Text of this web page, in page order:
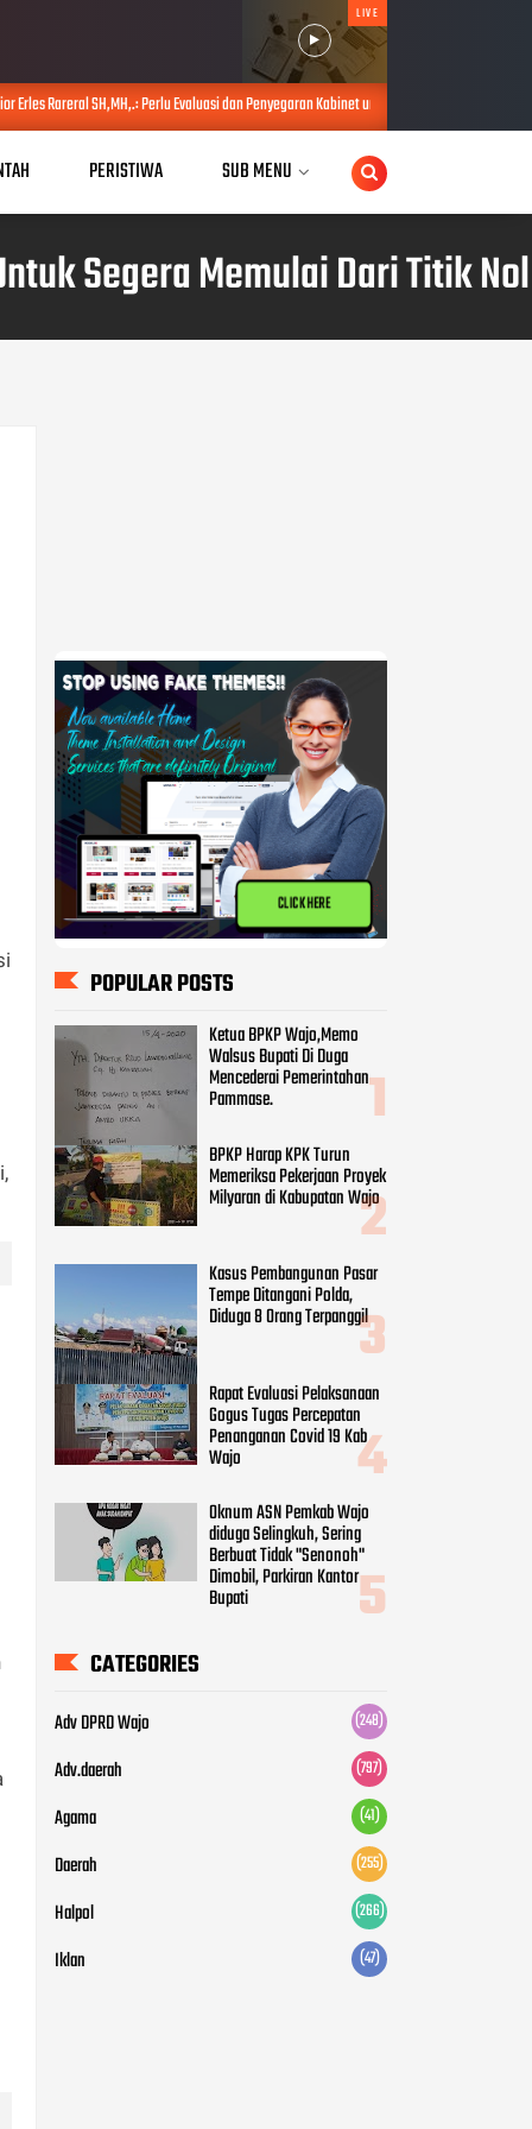
LIVE
Perlu Evaluasi dan Penyegaran Kabinet untuk Perkuat Kinerja Pemerintahan Presiden
PERISTIWA SUB MENU
Segera Memulai Dari Titik Nol
POPULAR POSTS
Ketua BPKP Wajo,Memo
Walsus Bupati Di Duga
Mencederai Pemerintahan
Pammase.
BPKP Harap KPK Turun
Memeriksa Pekerjaan Proyek
Milyaran di Kabupatan Wajo
Kasus Pembangunan Pasar
Tempe Ditangani Polda,
Diduga 8 Orang Terpanggil
Rapat Evaluasi Pelaksanaan
Gogus Tugas Percepatan
Penanganan Covid 19 Kab
Wajo
Oknum ASN Pemkab Wajo
diduga Selingkuh, Sering
Berbuat Tidak "Senonoh"
Dimobil, Parkiran Kantor
Bupati
CATEGORIES
Adv DPRD Wajo (248)
Adv.daerah
(41)
Daerah (255)